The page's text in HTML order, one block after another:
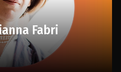
Fabri